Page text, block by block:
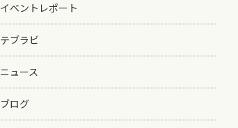
イベントレポート
テブラビ
ニュース
ブログ